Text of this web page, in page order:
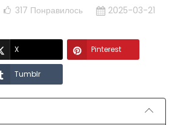
317 Понравилось
2025-03-21
X Pinterest
Tumblr